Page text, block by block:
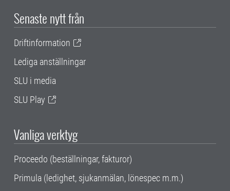
Senaste nytt från
Driftinformation
Lediga anställningar
SLU i media
SLU Play
Vanliga verktyg
Proceedo (beställningar, fakturor)
Primula (ledighet, sjukanmälan, lönespec m.m.)